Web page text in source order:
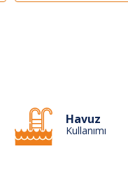
Havuz
Kullanımı